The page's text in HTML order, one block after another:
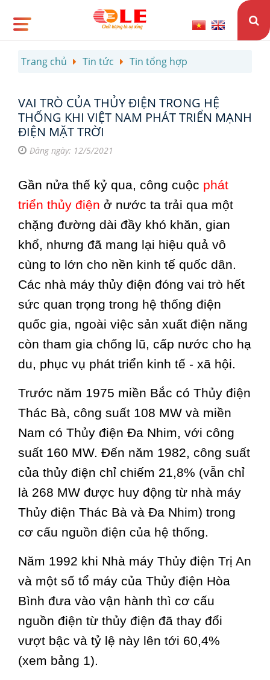
Trang chủ Tin tức Tin tổng hợp
VAI TRÒ CỦA THỦY ĐIỆN TRONG HỆ
THỐNG KHI VIỆT NAM PHÁT TRIỂN MẠNH
ĐIỆN MẶT TRỜI
Đăng ngày: 12/5/2021
Gần nửa thế kỷ qua, công cuộc phát
triển thủy điện ở nước ta trải qua một
chặng đường dài đầy khó khăn, gian
khổ, nhưng đã mang lại hiệu quả vô
cùng to lớn cho nền kinh tế quốc dân.
Các nhà máy thủy điện đóng vai trò hết
sức quan trọng trong hệ thống điện
quốc gia, ngoài việc sản xuất điện năng
còn tham gia chống lũ, cấp nước cho hạ
du, phục vụ phát triển kinh tế - xã hội.
Trước năm 1975 miền Bắc có Thủy điện
Thác Bà, công suất 108 MW và miền
Nam có Thủy điện Đa Nhim, với công
suất 160 MW. Đến năm 1982, công suất
của thủy điện chỉ chiếm 21,8% (vẫn chỉ
là 268 MW được huy động từ nhà máy
Thủy điện Thác Bà và Đa Nhim) trong
cơ cấu nguồn điện của hệ thống.
Năm 1992 khi Nhà máy Thủy điện Trị An
và một số tổ máy của Thủy điện Hòa
Bình đưa vào vận hành thì cơ cấu
nguồn điện từ thủy điện đã thay đổi
vượt bậc và tỷ lệ này lên tới 60,4%
(xem bảng 1).